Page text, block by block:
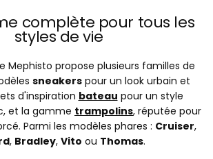
complète pour tous les
styles de vie
Mephisto propose plusieurs familles de
sneakers pour un look urbain et
d'inspiration bateau pour un style
et la gamme trampolins, réputée pour
Parmi les modèles phares : Cruiser,
, Bradley, Vito ou Thomas.